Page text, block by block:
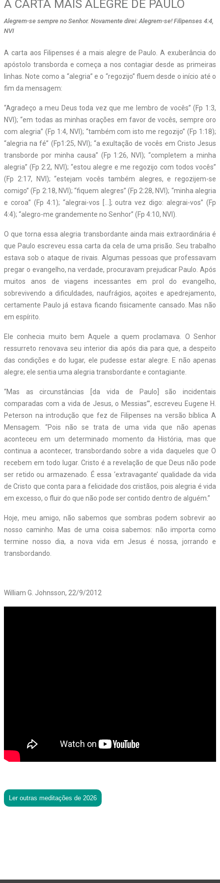
A CARTA MAIS ALEGRE DE PAULO
Alegrem-se sempre no Senhor. Novamente direi: Alegrem-se! Filipenses 4:4,
NVI
A carta aos Filipenses é a mais alegre de Paulo. A exuberância do
apóstolo transborda e começa a nos contagiar desde as primeiras
linhas. Note como a “alegria” e o “regozijo” fluem desde o início até o
fim da mensagem:
“Agradeço a meu Deus toda vez que me lembro de vocês” (Fp 1:3,
NVI); “em todas as minhas orações em favor de vocês, sempre oro
com alegria” (Fp 1:4, NVI); “também com isto me regozijo” (Fp 1:18);
“alegria na fé” (Fp1:25, NVI); “a exultação de vocês em Cristo Jesus
transborde por minha causa” (Fp 1:26, NVI); “completem a minha
alegria” (Fp 2:2, NVI); “estou alegre e me regozijo com todos vocês”
(Fp 2:17, NVI); “estejam vocês também alegres, e regozijem-se
comigo” (Fp 2:18, NVI); “fiquem alegres” (Fp 2:28, NVI); “minha alegria
e coroa” (Fp 4:1); “alegrai-vos […]; outra vez digo: alegrai-vos” (Fp
4:4); “alegro-me grandemente no Senhor” (Fp 4:10, NVI).
O que torna essa alegria transbordante ainda mais extraordinária é
que Paulo escreveu essa carta da cela de uma prisão. Seu trabalho
estava sob o ataque de rivais. Algumas pessoas que professavam
pregar o evangelho, na verdade, procuravam prejudicar Paulo. Após
muitos anos de viagens incessantes em prol do evangelho,
sobrevivendo a dificuldades, naufrágios, açoites e apedrejamento,
certamente Paulo já estava ficando fisicamente cansado. Mas não
em espírito.
Ele conhecia muito bem Aquele a quem proclamava. O Senhor
ressurreto renovava seu interior dia após dia para que, a despeito
das condições e do lugar, ele pudesse estar alegre. E não apenas
alegre; ele sentia uma alegria transbordante e contagiante.
“Mas as circunstâncias [da vida de Paulo] são incidentais
comparadas com a vida de Jesus, o Messias”’, escreveu Eugene H.
Peterson na introdução que fez de Filipenses na versão bíblica A
Mensagem. “Pois não se trata de uma vida que não apenas
aconteceu em um determinado momento da História, mas que
continua a acontecer, transbordando sobre a vida daqueles que O
recebem em todo lugar. Cristo é a revelação de que Deus não pode
ser retido ou armazenado. É essa ‘extravagante’ qualidade da vida
de Cristo que conta para a felicidade dos cristãos, pois alegria é vida
em excesso, o fluir do que não pode ser contido dentro de alguém.”
Hoje, meu amigo, não sabemos que sombras podem sobrevir ao
nosso caminho. Mas de uma coisa sabemos: não importa como
termine nosso dia, a nova vida em Jesus é nossa, jorrando e
transbordando.
William G. Johnsson, 22/9/2012
Ler outras meditações de 2026